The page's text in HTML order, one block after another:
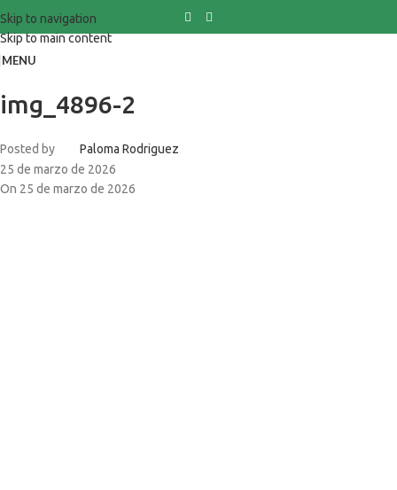
Skip to navigation
Skip to main content
MENU
img_4896-2
Posted by
Paloma Rodriguez
25 de marzo de 2026
On 25 de marzo de 2026